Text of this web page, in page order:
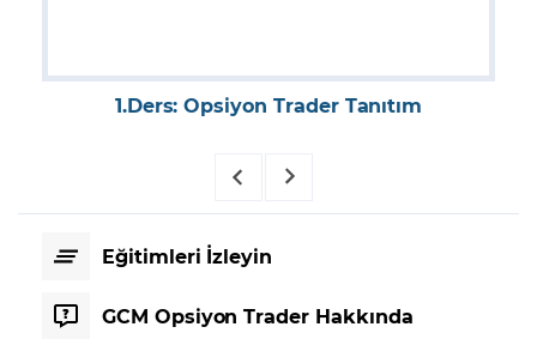
1.Ders: Opsiyon Trader Tanıtım
Eğitimleri İzleyin
GCM Opsiyon Trader Hakkında